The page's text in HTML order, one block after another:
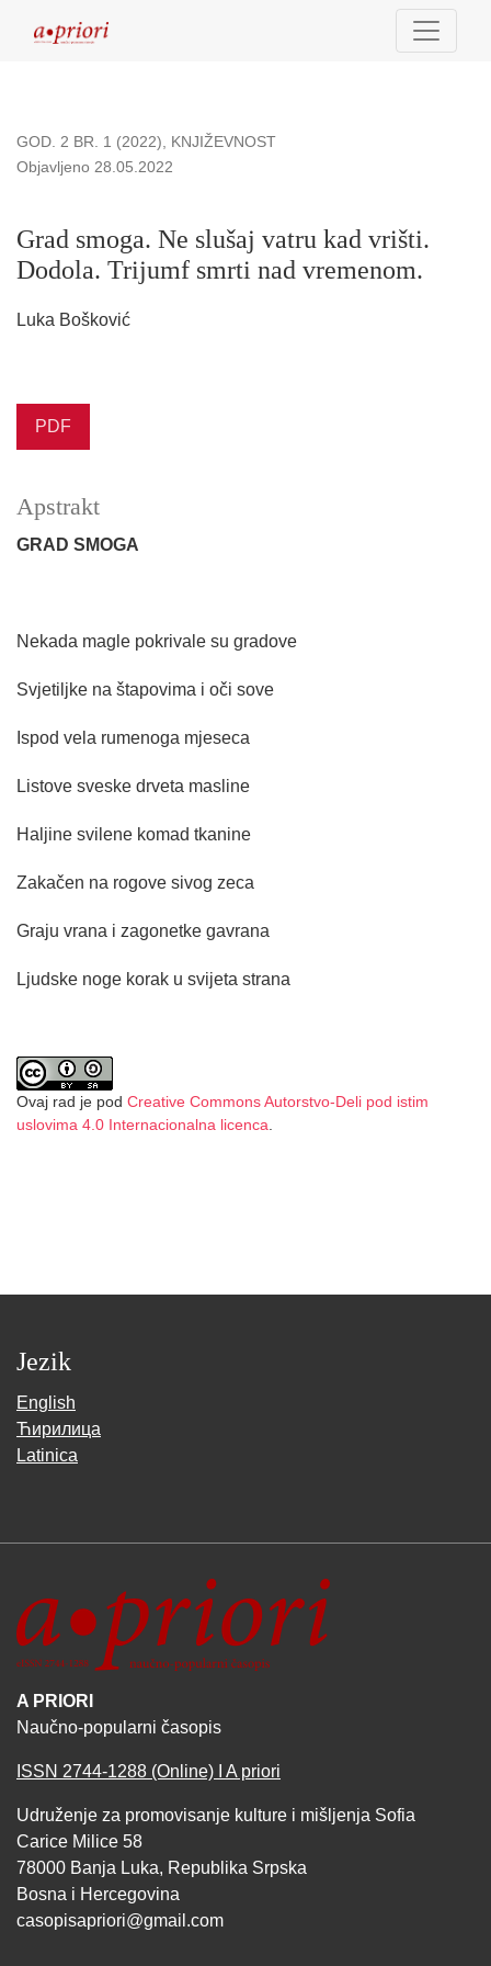
Grad smoga. Ne slušaj vatru kad vrišti. Dodola. Trijumf smrti
GOD. 2 BR. 1 (2022), KNJIŽEVNOST
Grad smoga. Ne slušaj vatru kad vrišti.
Dodola. Trijumf smrti nad vremenom.
Objavljeno 28.05.2022
Luka Bošković
PDF
Apstrakt
GRAD SMOGA
Nekada magle pokrivale su gradove
Svjetiljke na štapovima i oči sove
Ispod vela rumenoga mjeseca
Listove sveske drveta masline
Haljine svilene komad tkanine
Zakačen na rogove sivog zeca
Graju vrana i zagonetke gavrana
Ljudske noge korak u svijeta strana
Ovaj rad je pod Creative Commons Autorstvo-Deli pod istim
uslovima 4.0 Internacionalna licenca.
Jezik
English
Ћирилица
Latinica
A PRIORI
Naučno-popularni časopis
ISSN 2744-1288 (Online) I A priori
Udruženje za promovisanje kulture i mišljenja Sofia
Carice Milice 58
78000 Banja Luka, Republika Srpska
Bosna i Hercegovina
casopisapriori@gmail.com